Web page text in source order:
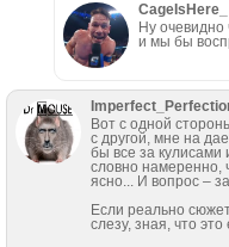
CageIsHere_
Ну
и мы бы
Вот с одной
с другой, мне на
бы все за кулисами
словно намеренно,
ясно... И вопрос –
Если реально
слезу, зная, что